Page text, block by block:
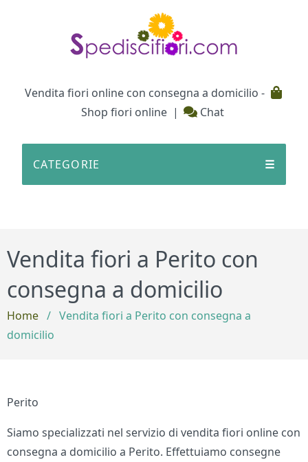
Vendita fiori online con consegna a domicilio -
Shop fiori online | Chat
CATEGORIE ☰
Vendita fiori a Perito con
consegna a domicilio
Home / Vendita fiori a Perito con consegna a
domicilio
Perito
Siamo specializzati nel servizio di vendita fiori online con
consegna a domicilio a Perito. Effettuiamo consegne